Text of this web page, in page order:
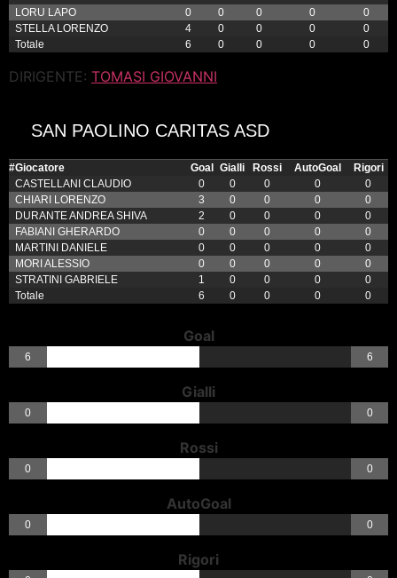
LORU LAPO
0 0 0 0
0
STELLA LORENZO
4 0 0 0
0
Totale
6 0 0 0 0
DIRIGENTE: TOMASI GIOVANNI
SAN PAOLINO CARITAS ASD
#Giocatore Goal Gialli Rossi AutoGoal
Rigori
CASTELLANI CLAUDIO
0 0 0 0
0
CHIARI LORENZO
3 0 0 0
0
DURANTE ANDREA SHIVA
2 0 0 0
0
FABIANI GHERARDO
0 0 0 0
0
MARTINI DANIELE
0 0 0 0
0
MORI ALESSIO
0 0 0 0
0
STRATINI GABRIELE
1 0 0 0
0
Totale
6 0 0 0 0
Goal
6 6
Gialli
0 0
Rossi
0 0
AutoGoal
0 0
Rigori